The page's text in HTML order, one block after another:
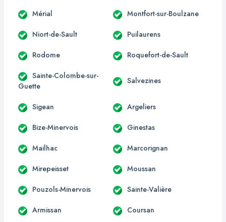
Mérial Montfort-sur-Boulzane
Niort-de-Sault Puilaurens
Rodome Roquefort-de-Sault
Sainte-Colombe-sur-
Guette
Salvezines
Sigean Argeliers
Bize-Minervois Ginestas
Mailhac Marcorignan
Mirepeisset Moussan
Pouzols-Minervois Sainte-Valière
Armissan Coursan